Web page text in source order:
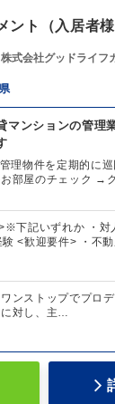
ント（入居者様
式会社グッドライフ
マンションの管理
管理物件を定期的に
部屋のチェック →
下記いずれか ・対
験 <歓迎要件> ・不
ンストップでプロ
対し、主…